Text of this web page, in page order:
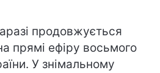
продовжується
прямі ефіру восьмого
У знімальному